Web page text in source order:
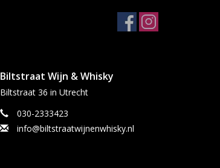
Biltstraat Wijn & Whisky
Biltstraat 36 in Utrecht
030-2333423
info@biltstraatwijnenwhisky.nl